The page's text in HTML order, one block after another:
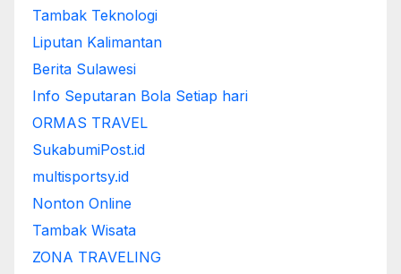
Tambak Teknologi
Liputan Kalimantan
Berita Sulawesi
Info Seputaran Bola Setiap hari
ORMAS TRAVEL
SukabumiPost.id
multisportsy.id
Nonton Online
Tambak Wisata
ZONA TRAVELING